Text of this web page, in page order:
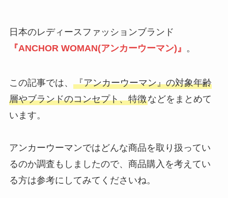
日本のレディースファッションブランド
『ANCHOR WOMAN(アンカーウーマン)』 。
この記事では、 『アンカーウーマン』の対象年齢
層やブランドのコンセプト、特徴などをまとめて
います。
アンカーウーマンではどんな商品を取り扱ってい
るのか調査もしましたので、商品購入を考えてい
る方は参考にしてみてくださいね。